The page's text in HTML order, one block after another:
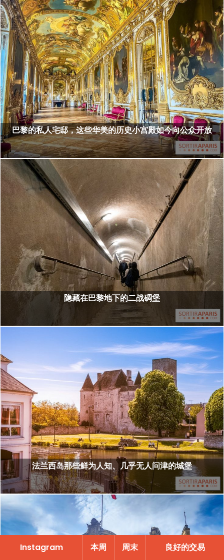
巴黎的私人宅邸，这些华美的历史小宫殿如今向公众开放
隐藏在巴黎地下的二战碉堡
法兰西岛那些鲜为人知、几乎无人问津的城堡
Instagram 本周 周末 良好的交易